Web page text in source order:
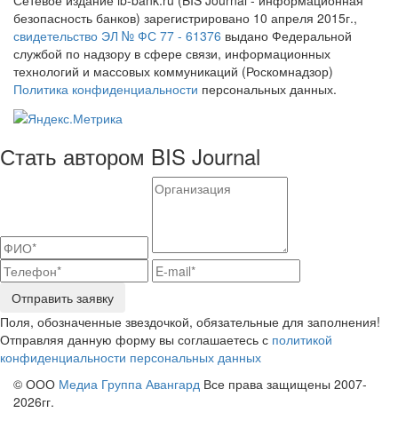
безопасность банков) зарегистрировано 10 апреля 2015г.,
свидетельство ЭЛ № ФС 77 - 61376 выдано Федеральной
службой по надзору в сфере связи, информационных
технологий и массовых коммуникаций (Роскомнадзор)
Политика конфиденциальности персональных данных.
Стать автором BIS Journal
Отправить заявку
Поля, обозначенные звездочкой, обязательные для заполнения!
Отправляя данную форму вы соглашаетесь с политикой
конфиденциальности персональных данных
© ООО Медиа Группа Авангард Все права защищены 2007-
2026гг.